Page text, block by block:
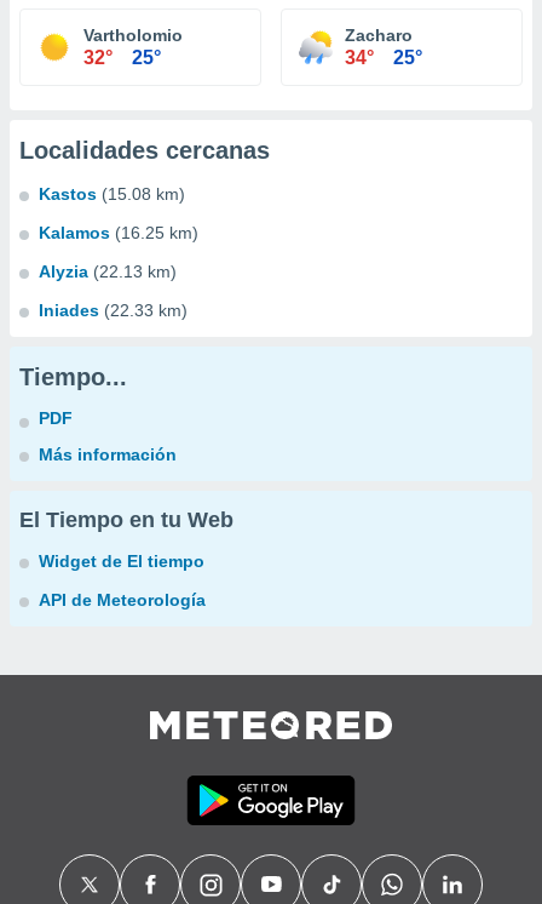
Vartholomio
32° 25°
Zacharo
34° 25°
Localidades cercanas
Kastos (15.08 km)
Kalamos (16.25 km)
Alyzia (22.13 km)
Iniades (22.33 km)
Tiempo...
PDF
Más información
El Tiempo en tu Web
Widget de El tiempo
API de Meteorología